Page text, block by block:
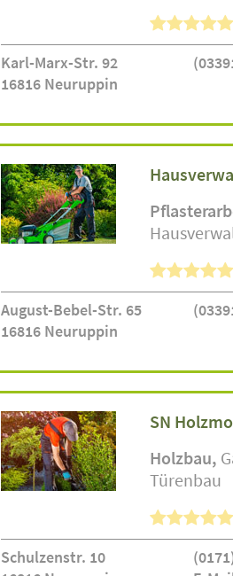
Karl-Marx-Str. 92
16816 Neuruppin
August-Bebel-Str. 65
16816 Neuruppin
SN
Holzbau
Türenbau
Schulzenstr. 10